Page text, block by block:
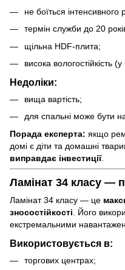
не боїться інтенсивного
термін служби до 20
щільна HDF-плита;
висока вологостійкість
Недоліки:
вища вартість;
для спальні може бути
Порада експерта: якщо
домі є діти та домашні
виправдає інвестиції.
Ламінат 34 класу —
Ламінат 34 класу — це
зносостійкості. Його
екстремальними
Використовується в:
торгових центрах;